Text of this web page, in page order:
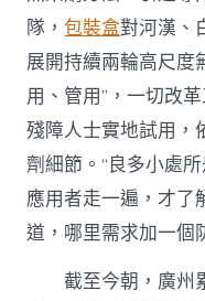
隊，包裝盒對河漢、
展開持續兩輪高尺度
用、管用”，一切改
殘障人士實地試用，
劑細節。“良多小處
應用者走一遍，才了
道，哪里需求加一個
截至今朝，廣州